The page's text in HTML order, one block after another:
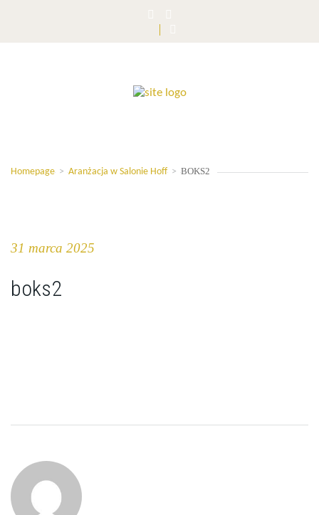
Homepage > Aranżacja w Salonie Hoff > BOKS2
31 marca 2025
boks2